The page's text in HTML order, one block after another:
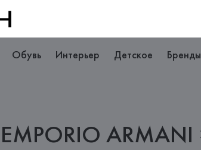
Обувь Интерьер Детское Бренды
EMPORIO ARMANI